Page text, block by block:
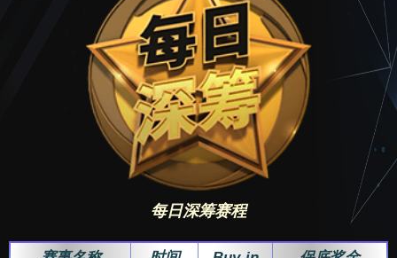
$8 每日急速 19:45 $8.00
$1 每日急速 19:45 $1.00 $400
$50 每日急速 20:45 $50.00
20:45 $10.00
20:45 $2.00
$80 每日急速 21:45 $80.00 $2,500
12:15 $2
$40 每日快速 13:15 $40.00
$10 每日快速 13:15 $10.00
$80 每日快速 14:15 $80.00
14:15 $20
14:15 $5.00
$1 每日快速 14:15 $1.00 $200
12:00 $2.00
$20 每日大赛 13:00 $20.00
$3 每日大赛 13:00 $3.00
$15 每日大赛 14:00 $15.00
15:00 $3.00
16:00 $40.00
$3 每日大赛 17:00 $3.00 $400
每日深筹赛程